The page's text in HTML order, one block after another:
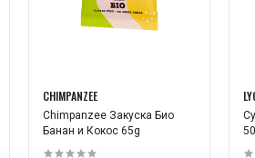
CHIMPANZEE
Chimpanzee Закуска Био
Банан и Кокос 65g